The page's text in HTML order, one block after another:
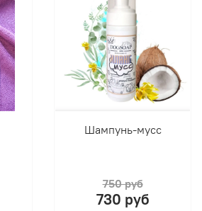
Шампунь-мусс
750 руб
730 руб